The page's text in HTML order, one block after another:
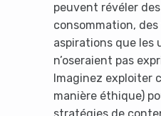
peuvent révéler
consommation,
aspirations que les
n’oseraient pas
Imaginez exploiter
manière éthique)